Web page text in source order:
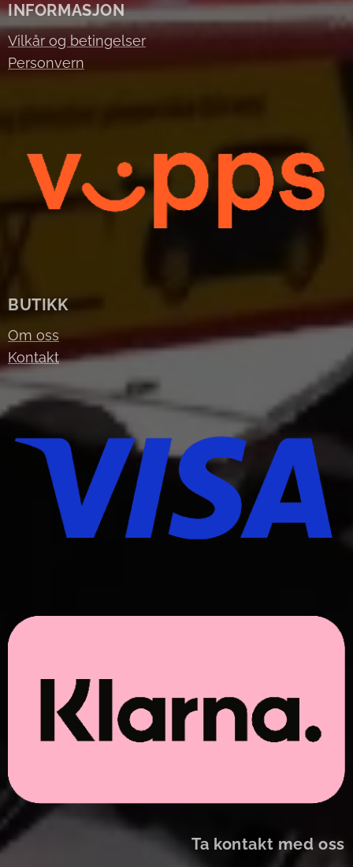
INFORMASJON
Vilkår og betingelser
Personvern
BUTIKK
Om oss
Kontakt
Ta kontakt med oss